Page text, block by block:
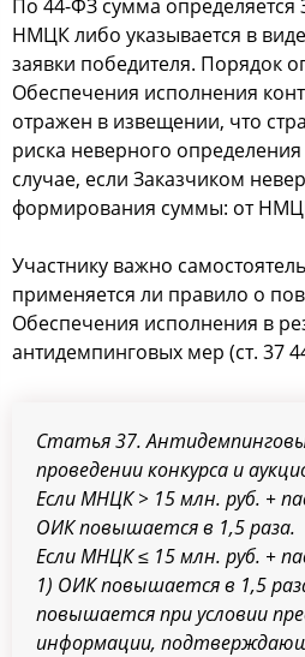
По 44-ФЗ сумма определяется
НМЦК либо указывается в
заявки победителя. Порядок
Обеспечения исполнения
отражен в извещении, что
риска неверного
случае, если Заказчиком
формирования суммы: от
Участнику важно
применяется ли правило о
Обеспечения исполнения в
антидемпинговых мер (ст. 37
Статья 37.
проведении конкурса и
Если МНЦК > 15 млн. руб. +
ОИК повышается в 1,5 раза.
Если МНЦК ≤ 15 млн. руб. +
1) ОИК повышается в 1,5
повышается при условии
информации,